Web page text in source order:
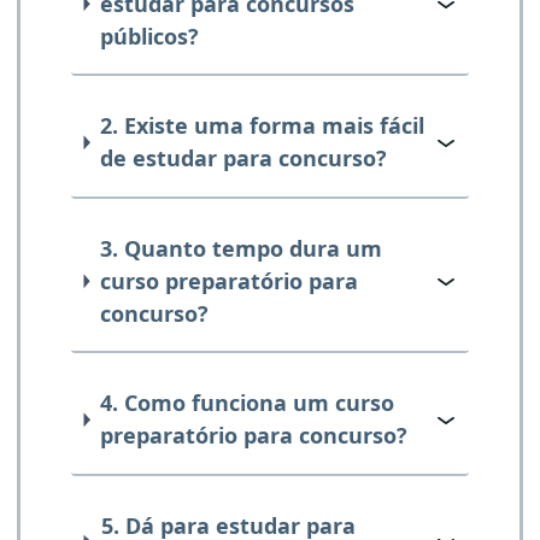
públicos?
2. Existe uma forma mais fácil
de estudar para concurso?
3. Quanto tempo dura um
curso preparatório para
concurso?
4. Como funciona um curso
preparatório para concurso?
5. Dá para estudar para